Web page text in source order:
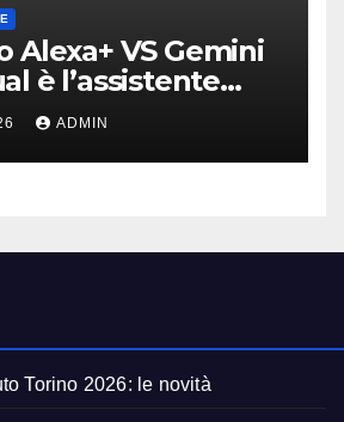
Alexa+ VS Gemini
è l’assistente
ADMIN
Torino 2026: le novità